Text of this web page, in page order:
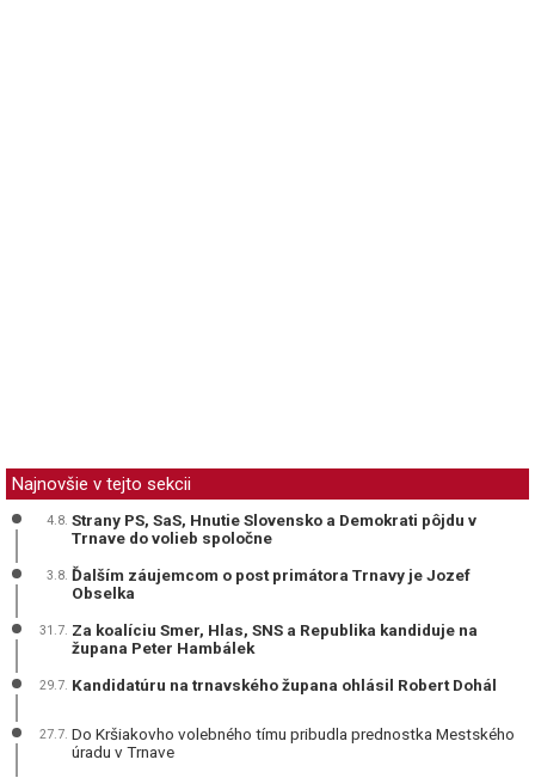
Najnovšie v tejto sekcii
4.8. Strany PS, SaS, Hnutie Slovensko a Demokrati pôjdu v
Trnave do volieb spoločne
3.8. Ďalším záujemcom o post primátora Trnavy je Jozef
Obselka
31.7. Za koalíciu Smer, Hlas, SNS a Republika kandiduje na
župana Peter Hambálek
29.7. Kandidatúru na trnavského župana ohlásil Robert Dohál
27.7. Do Kršiakovho volebného tímu pribudla prednostka Mestského
úradu v Trnave